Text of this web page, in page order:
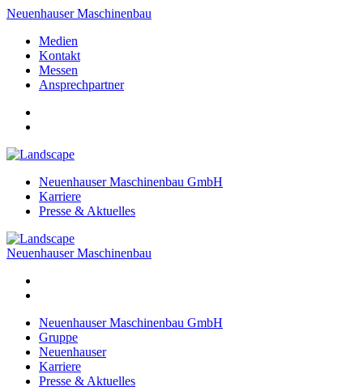
Neuenhauser Maschinenbau
Medien
Kontakt
Messen
Ansprechpartner
Neuenhauser Maschinenbau GmbH
Karriere
Presse & Aktuelles
Neuenhauser Maschinenbau
Neuenhauser Maschinenbau GmbH
Gruppe
Neuenhauser
Karriere
Presse & Aktuelles